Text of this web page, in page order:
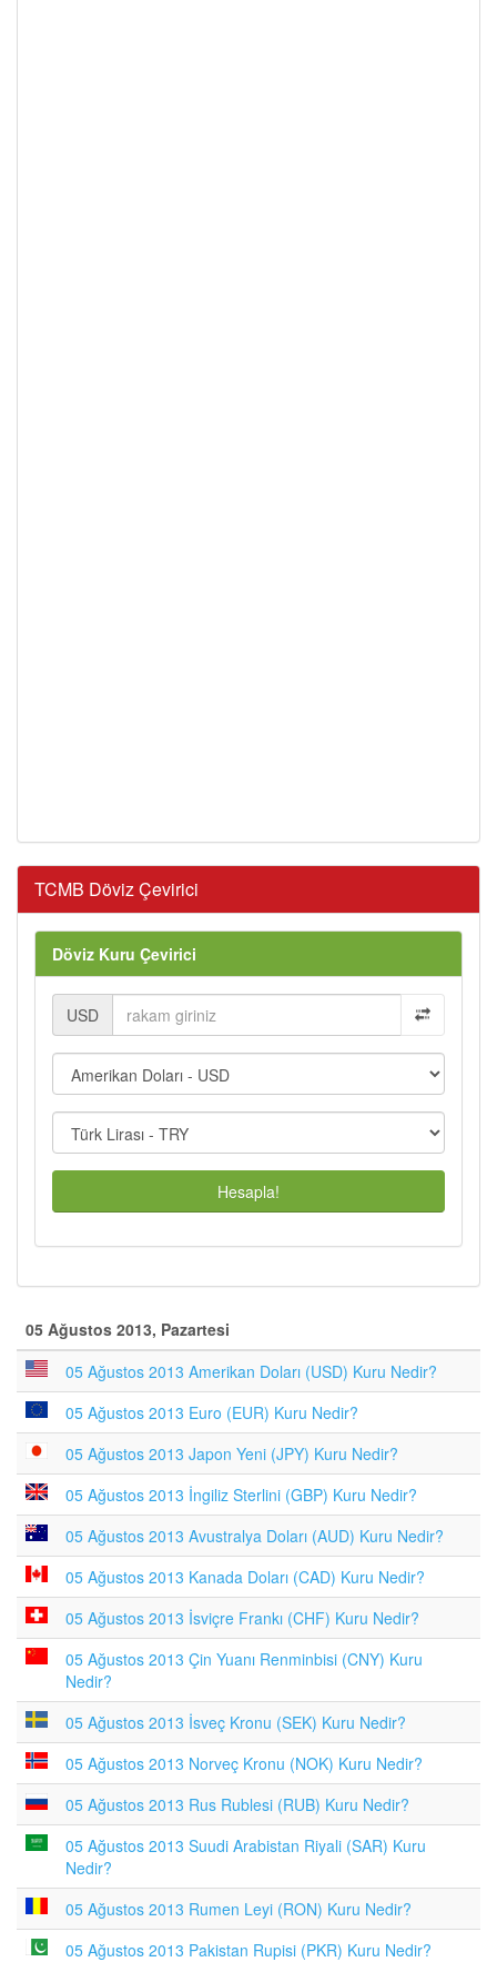
TCMB Döviz Çevirici
Döviz Kuru Çevirici
USD
Hesapla!
05 Ağustos 2013, Pazartesi
05 Ağustos 2013 Amerikan Doları (USD) Kuru Nedir?
05 Ağustos 2013 Euro (EUR) Kuru Nedir?
05 Ağustos 2013 Japon Yeni (JPY) Kuru Nedir?
05 Ağustos 2013 İngiliz Sterlini (GBP) Kuru Nedir?
05 Ağustos 2013 Avustralya Doları (AUD) Kuru Nedir?
05 Ağustos 2013 Kanada Doları (CAD) Kuru Nedir?
05 Ağustos 2013 İsviçre Frankı (CHF) Kuru Nedir?
05 Ağustos 2013 Çin Yuanı Renminbisi (CNY) Kuru
Nedir?
05 Ağustos 2013 İsveç Kronu (SEK) Kuru Nedir?
05 Ağustos 2013 Norveç Kronu (NOK) Kuru Nedir?
05 Ağustos 2013 Rus Rublesi (RUB) Kuru Nedir?
05 Ağustos 2013 Suudi Arabistan Riyali (SAR) Kuru
Nedir?
05 Ağustos 2013 Rumen Leyi (RON) Kuru Nedir?
05 Ağustos 2013 Pakistan Rupisi (PKR) Kuru Nedir?